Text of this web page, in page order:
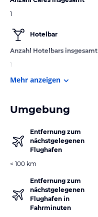
1
Hotelbar
Anzahl Hotelbars insgesamt
1
Mehr anzeigen
Umgebung
Entfernung zum
nächstgelegenen
Flughafen
< 100 km
Entfernung zum
nächstgelegenen
Flughafen in
Fahrminuten